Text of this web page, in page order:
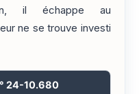
il échappe au
ne se trouve investi
24-10.680